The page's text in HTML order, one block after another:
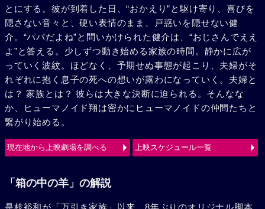
とにする。彼が到着した日、“おかえり”と駆け寄り、喜びを
隠さない音々と、硬い表情のまま、戸惑いを隠せない健
介。“パパだよね”と問いかけられた健介は、“おじさんでええ
よ”と答える。少しずつ動き始める家族の時間。静かに広が
っていく波紋。ほどなく、予期せぬ事態が起こり、夫婦がそ
れぞれに抱く息子の死への想いが露わになっていく。夫婦と
は？ 家族とは？ 彼らは大きな決断に迫られる。そんなな
か、ヒューマノイド翔は密かにヒューマノイドの仲間たちと
繋がり始める。
現在地から上映劇場を調べる 上映スケジュール一覧
「箱の中の羊」の解説
是枝裕和が「万引き家族」以来、8年ぶりのオリジナル脚本